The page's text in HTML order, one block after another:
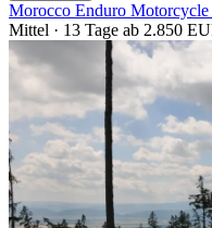
Morocco Enduro Motorcycle
Mittel · 13 Tage ab 2.850